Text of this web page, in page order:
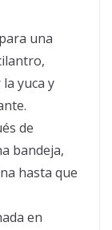
una
yuca y
de
bandeja,
hasta que
en